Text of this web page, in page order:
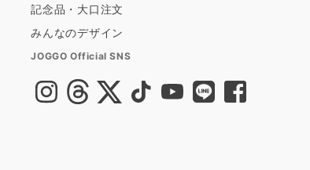
記念品・大口注文
みんなのデザイン
JOGGO Official SNS